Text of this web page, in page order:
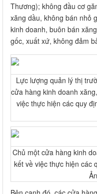
Thương); không đầu cơ
xăng dầu, không bán nhỏ
kinh doanh, buôn bán
gốc, xuất xứ, không đảm
Lực lượng quản lý thị
cửa hàng kinh doanh
việc thực hiện các quy
Chủ một cửa hàng kinh
kết về việc thực hiện các